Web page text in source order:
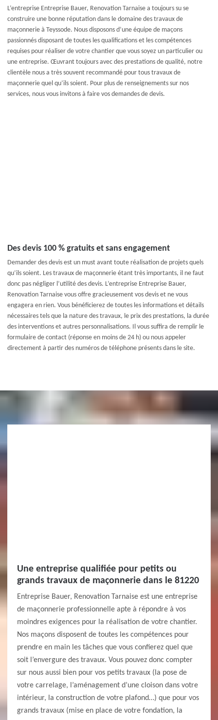
L’entreprise Entreprise Bauer, Renovation Tarnaise a toujours su se
construire une bonne réputation dans le domaine des travaux de
maçonnerie à Teyssode. Nous disposons d’une équipe de maçons
passionnés disposant de toutes les qualifications et les compétences
requises pour réaliser de votre chantier que vous soyez un particulier ou
une entreprise. Œuvrant toujours avec des prestations de qualité, notre
clientèle nous a très souvent recommandé pour tous travaux de
maçonnerie quel qu’ils soient. Pour plus de renseignements sur nos
services, nous vous invitons à faire vos demandes de devis.
Des devis 100 % gratuits et sans engagement
Demander des devis est un must avant toute réalisation de projets quels
qu’ils soient. Les travaux de maçonnerie étant très importants, il ne faut
donc pas négliger l’utilité des devis. L’entreprise Entreprise Bauer,
Renovation Tarnaise vous offre gracieusement vos devis et ne vous
engagera en rien. Vous bénéficierez de toutes les informations et détails
nécessaires tels que la nature des travaux, le prix des prestations, la durée
des interventions et autres personnalisations. Il vous suffira de remplir le
formulaire de contact (réponse en moins de 24 h) ou nous appeler
directement à partir des numéros de téléphone présents dans le site.
Une entreprise qualifiée pour petits ou
grands travaux de maçonnerie dans le 81220
Entreprise Bauer, Renovation Tarnaise est une entreprise
de maçonnerie professionnelle apte à répondre à vos
moindres exigences pour la réalisation de votre chantier.
Nos maçons disposent de toutes les compétences pour
prendre en main les tâches que vous confierez quel que
soit l’envergure des travaux. Vous pouvez donc compter
sur nous aussi bien pour vos petits travaux (la pose de
votre carrelage, l’aménagement d’une cloison dans votre
intérieur, la construction de votre plafond…) que pour vos
grands travaux (mise en place de votre fondation, la